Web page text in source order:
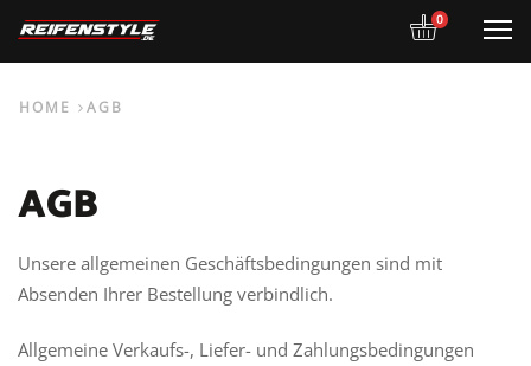
0
HOME AGB
AGB
Unsere allgemeinen Geschäftsbedingungen sind mit
Absenden Ihrer Bestellung verbindlich.
Allgemeine Verkaufs-, Liefer- und Zahlungsbedingungen